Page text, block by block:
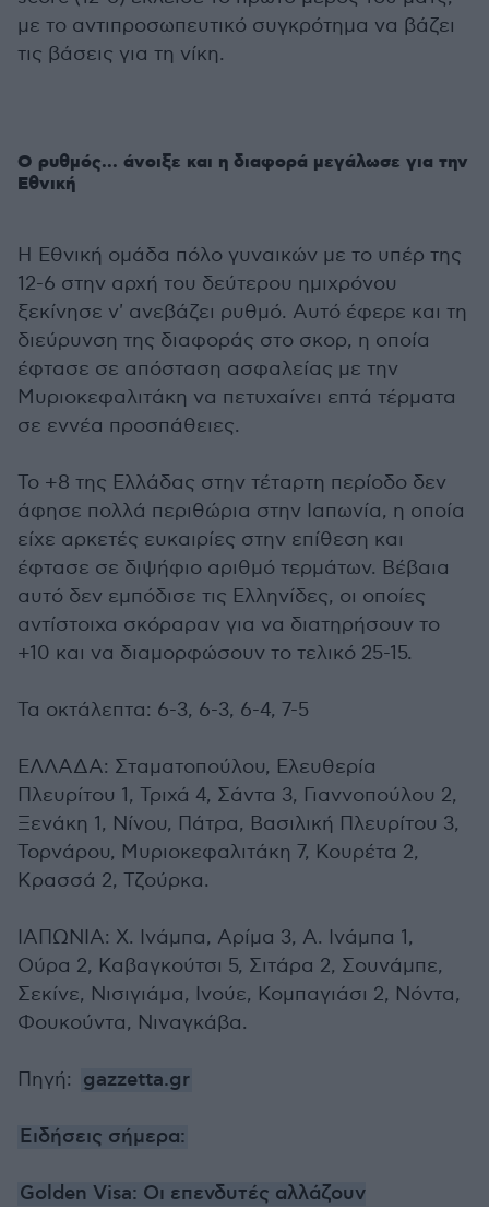
με το αντιπροσωπευτικό συγκρότημα να βάζει
τις βάσεις για τη νίκη.
Ο ρυθμός... άνοιξε και η διαφορά μεγάλωσε για την
Εθνική
Η Εθνική ομάδα πόλο γυναικών με το υπέρ της
12-6 στην αρχή του δεύτερου ημιχρόνου
ξεκίνησε ν' ανεβάζει ρυθμό. Αυτό έφερε και τη
διεύρυνση της διαφοράς στο σκορ, η οποία
έφτασε σε απόσταση ασφαλείας με την
Μυριοκεφαλιτάκη να πετυχαίνει επτά τέρματα
σε εννέα προσπάθειες.
To +8 της Ελλάδας στην τέταρτη περίοδο δεν
άφησε πολλά περιθώρια στην Ιαπωνία, η οποία
είχε αρκετές ευκαιρίες στην επίθεση και
έφτασε σε διψήφιο αριθμό τερμάτων. Βέβαια
αυτό δεν εμπόδισε τις Ελληνίδες, οι οποίες
αντίστοιχα σκόραραν για να διατηρήσουν το
+10 και να διαμορφώσουν το τελικό 25-15.
Τα οκτάλεπτα: 6-3, 6-3, 6-4, 7-5
ΕΛΛΑΔΑ: Σταματοπούλου, Ελευθερία
Πλευρίτου 1, Τριχά 4, Σάντα 3, Γιαννοπούλου 2,
Ξενάκη 1, Νίνου, Πάτρα, Βασιλική Πλευρίτου 3,
Τορνάρου, Μυριοκεφαλιτάκη 7, Κουρέτα 2,
Κρασσά 2, Τζούρκα.
ΙΑΠΩΝΙΑ: Χ. Ινάμπα, Αρίμα 3, Α. Ινάμπα 1,
Ούρα 2, Καβαγκούτσι 5, Σιτάρα 2, Σουνάμπε,
Σεκίνε, Νισιγιάμα, Ινούε, Κομπαγιάσι 2, Νόντα,
Φουκούντα, Νιναγκάβα.
Πηγή: gazzetta.gr
Ειδήσεις σήμερα:
Golden Visa: Οι επενδυτές αλλάζουν